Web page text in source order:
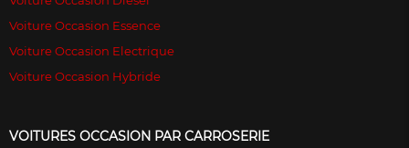
Voiture Occasion Essence
Voiture Occasion Electrique
Voiture Occasion Hybride
VOITURES OCCASION PAR CARROSERIE